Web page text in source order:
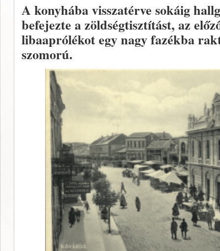
A konyhába visszatérve sokáig
befejezte a zöldségtisztítást, az
libaaprólékot egy nagy fazékba
szomorú.